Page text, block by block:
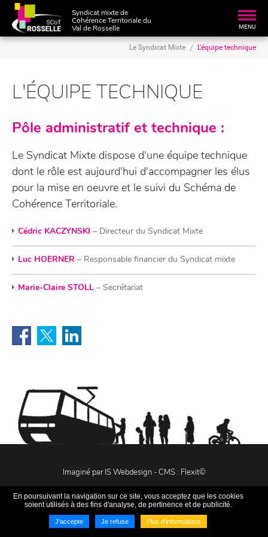
Syndicat mixte de
Cohérence Territoriale du
Val de Rosselle
MENU
Le Syndicat Mixte L'équipe technique
L'ÉQUIPE TECHNIQUE
Pôle administratif et technique :
Le Syndicat Mixte dispose d'une équipe technique
dont le rôle est aujourd'hui d'accompagner les élus
pour la mise en oeuvre et le suivi du Schéma de
Cohérence Territoriale.
Cédric KACZYNSKI – Directeur du Syndicat Mixte
Luc HOERNER – Responsable financier du Syndicat mixte
Marie-Claire STOLL – Secrétariat
Imaginé parIS Webdesign- CMS : Flexit©
En poursuivant la navigation sur ce site, vous acceptez que les cookies
soient utilisés à des fins d'analyse, de pertinence et de publicité.
J'accepte Je refuse Plus d'informations